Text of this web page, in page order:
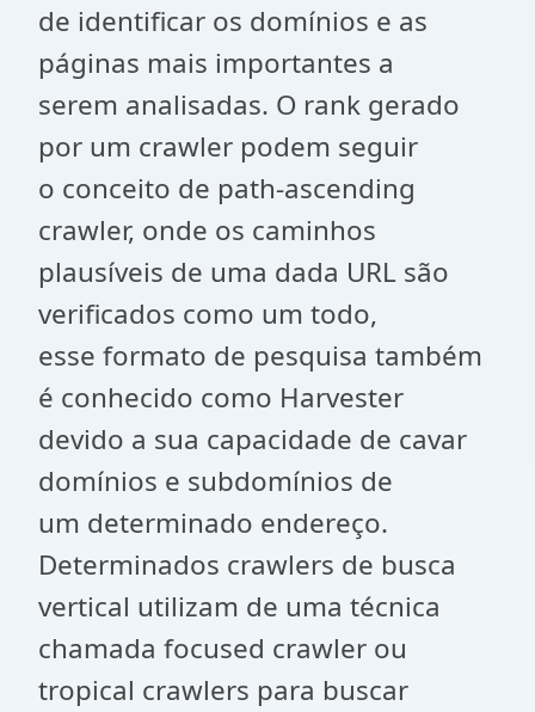
de identificar os domínios e as
páginas mais importantes a
serem analisadas. O rank gerado
por um crawler podem seguir
o conceito de path-ascending
crawler, onde os caminhos
plausíveis de uma dada URL são
verificados como um todo,
esse formato de pesquisa também
é conhecido como Harvester
devido a sua capacidade de cavar
domínios e subdomínios de
um determinado endereço.
Determinados crawlers de busca
vertical utilizam de uma técnica
chamada focused crawler ou
tropical crawlers para buscar